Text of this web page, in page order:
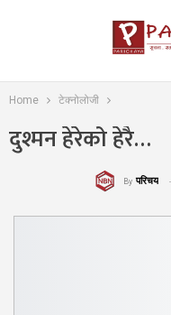
Home टेक्नोलोजी
दुश्मन हेरेको हेरै…
By परिचय